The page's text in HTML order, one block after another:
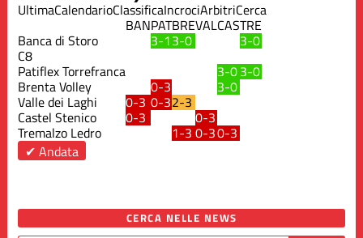
UltimaCalendarioClassificaIncrociArbitriCerca
BANPATBREVALCASTRE
Banca di Storo
C8
3-13-0
3-0
Patiflex Torrefranca
3-03-0
Brenta Volley 0-3 3-0
Valle dei Laghi 0-3 0-32-3
Castel Stenico 0-3 0-3
Tremalzo Ledro 1-3 0-30-3
✔ Andata
CERCA NELLE NEWS